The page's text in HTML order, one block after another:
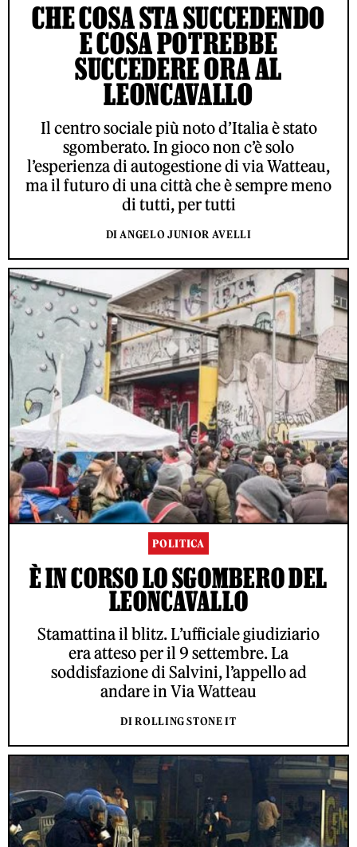
CHE COSA STA SUCCEDENDO
E COSA POTREBBE
SUCCEDERE ORA AL
LEONCAVALLO
Il centro sociale più noto d’Italia è stato
sgomberato. In gioco non c’è solo
l’esperienza di autogestione di via Watteau,
ma il futuro di una città che è sempre meno
di tutti, per tutti
DI ANGELO JUNIOR AVELLI
POLITICA
È IN CORSO LO SGOMBERO DEL
LEONCAVALLO
Stamattina il blitz. L’ufficiale giudiziario
era atteso per il 9 settembre. La
soddisfazione di Salvini, l’appello ad
andare in Via Watteau
DI ROLLING STONE IT